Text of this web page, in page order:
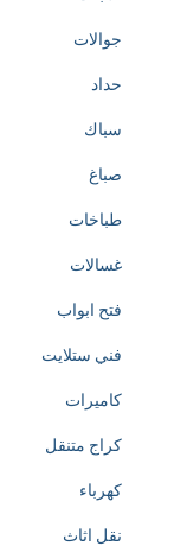
جوالات
حداد
سباك
صباغ
طباخات
غسالات
فتح ابواب
فني ستلايت
كاميرات
كراج متنقل
كهرباء
نقل اثاث